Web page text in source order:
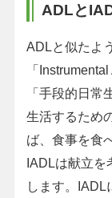
ADLと
ADLと似たよ
「
「手段的日
生活するため
ば、食事を食
IADLは献立を
します。IADL